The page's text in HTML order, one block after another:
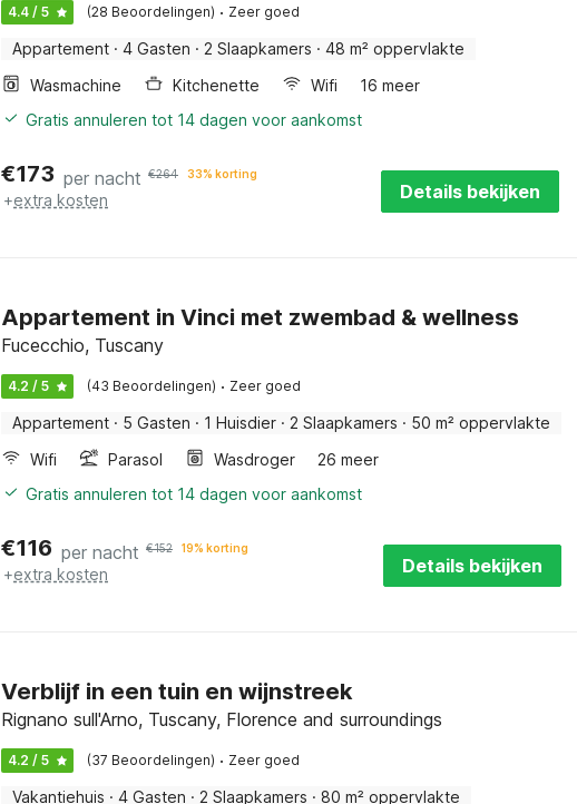
4.4 / 5 (28 Beoordelingen) · Zeer goed
Appartement · 4 Gasten · 2 Slaapkamers · 48 m² oppervlakte
Wasmachine
Kitchenette Wifi
16 meer
Gratis annuleren tot 14 dagen voor aankomst
€173 per nacht €264 33% korting
+extra kosten Details bekijken
Appartement in Vinci met zwembad & wellness
Fucecchio, Tuscany
4.2 / 5 (43 Beoordelingen) · Zeer goed
Appartement · 5 Gasten · 1 Huisdier · 2 Slaapkamers · 50 m² oppervlakte
Wifi
Parasol Wasdroger
26 meer
Gratis annuleren tot 14 dagen voor aankomst
€116 per nacht €152 19% korting
+extra kosten Details bekijken
Verblijf in een tuin en wijnstreek
Rignano sull'Arno, Tuscany, Florence and surroundings
4.2 / 5 (37 Beoordelingen) · Zeer goed
Vakantiehuis · 4 Gasten · 2 Slaapkamers · 80 m² oppervlakte